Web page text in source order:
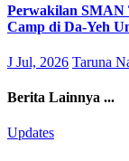
Perwakilan SMAN
Camp di Da-Yeh
J Jul, 2026 Taruna
Berita Lainnya ...
Updates